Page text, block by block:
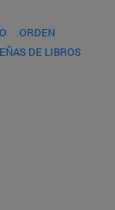
ORDEN
DE LIBROS